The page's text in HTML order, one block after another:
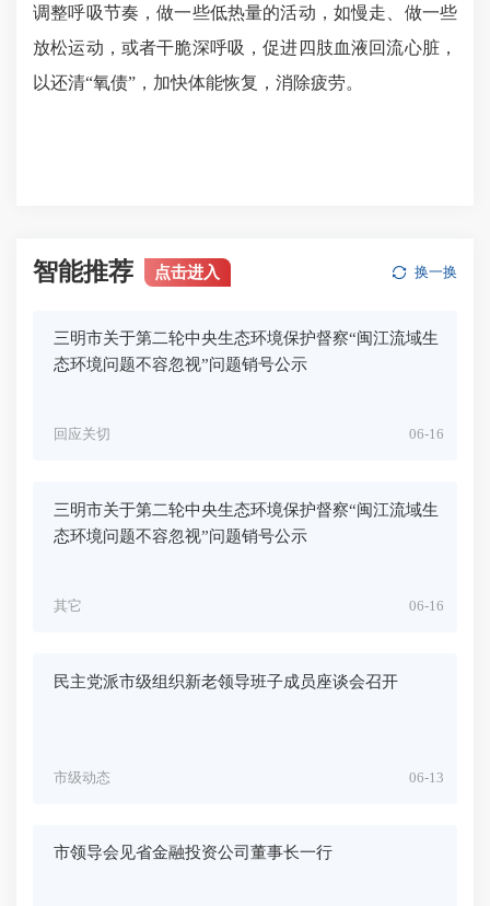
调整呼吸节奏，做一些低热量的活动，如慢走、做一些
放松运动，或者干脆深呼吸，促进四肢血液回流心脏，
以还清“氧债”，加快体能恢复，消除疲劳。
智能推荐 点击进入 换一换
三明市关于第二轮中央生态环境保护督察“闽江流域生
态环境问题不容忽视”问题销号公示
06-16
回应关切
三明市关于第二轮中央生态环境保护督察“闽江流域生
态环境问题不容忽视”问题销号公示
06-16
其它
民主党派市级组织新老领导班子成员座谈会召开
06-13
市级动态
市领导会见省金融投资公司董事长一行